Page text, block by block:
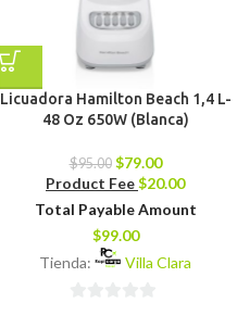
Licuadora Hamilton Beach 1,4 L-
48 Oz 650W (Blanca)
$95.00 $79.00
Product Fee$20.00
Total Payable Amount
$99.00
Tienda:
Villa Clara